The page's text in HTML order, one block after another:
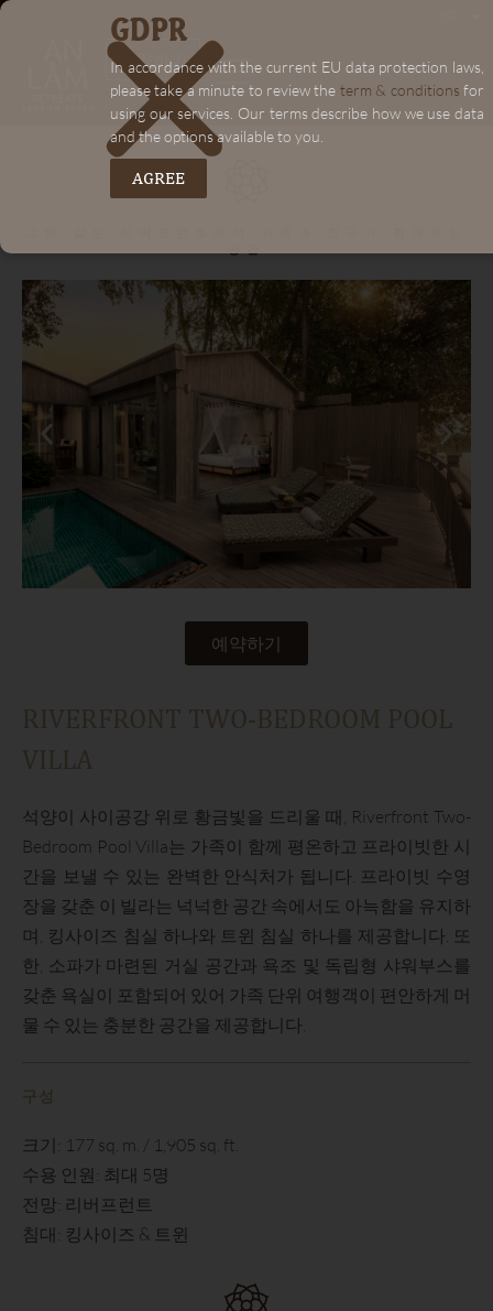
예약하기
예약하기
RIVERFRONT TWO-BEDROOM POOL
VILLA
석양이 사이공강 위로 황금빛을 드리울 때, Riverfront Two-
Bedroom Pool Villa는 가족이 함께 평온하고 프라이빗한 시
간을 보낼 수 있는 완벽한 안식처가 됩니다. 프라이빗 수영
장을 갖춘 이 빌라는 넉넉한 공간 속에서도 아늑함을 유지하
며, 킹사이즈 침실 하나와 트윈 침실 하나를 제공합니다. 또
한, 소파가 마련된 거실 공간과 욕조 및 독립형 샤워부스를
갖춘 욕실이 포함되어 있어 가족 단위 여행객이 편안하게 머
물 수 있는 충분한 공간을 제공합니다.
구성
크기: 177 sq. m. / 1,905 sq. ft.
수용 인원: 최대 5명
전망: 리버프런트
침대: 킹사이즈 & 트윈
"+chaty_settings.lang.emoji_picker+"
"+chaty_settings.lang.emoji_picker+"
GDPR
In accordance with the current EU data protection laws,
please take a minute to review the term & conditions for
using our services. Our terms describe how we use data
and the options available to you.
AGREE